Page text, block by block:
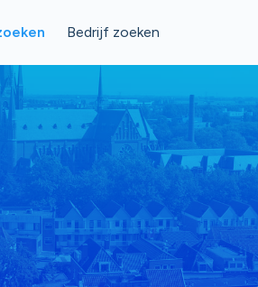
Bedrijf zoeken